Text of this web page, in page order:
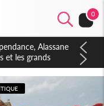
0
admire le modèle
le développement